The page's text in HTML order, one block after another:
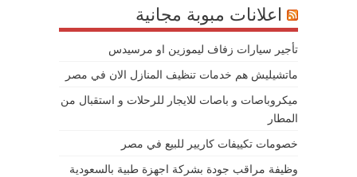
اعلانات مبوبة مجانية
تأجير سيارات زفاف ليموزين او مرسيدس
ماتشيليش هم خدمات تنظيف المنازل الان في مصر
ميكروباصات و باصات للايجار للرحلات و استقبال من
المطار
خصومات تكييفات كاريير للبيع في مصر
وظيفة مراقب جودة بشركة اجهزة طبية بالسعودية